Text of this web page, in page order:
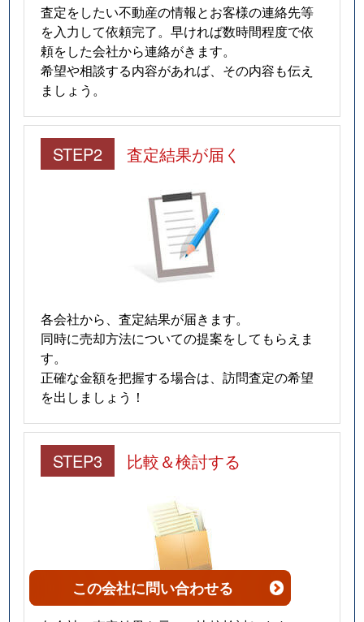
査定をしたい不動産の情報とお客様の連絡先等
を入力して依頼完了。早ければ数時間程度で依
頼をした会社から連絡がきます。
希望や相談する内容があれば、その内容も伝え
ましょう。
STEP2 査定結果が届く
各会社から、査定結果が届きます。
同時に売却方法についての提案をしてもらえま
す。
正確な金額を把握する場合は、訪問査定の希望
を出しましょう！
STEP3 比較＆検討する
この会社に問い合わせる